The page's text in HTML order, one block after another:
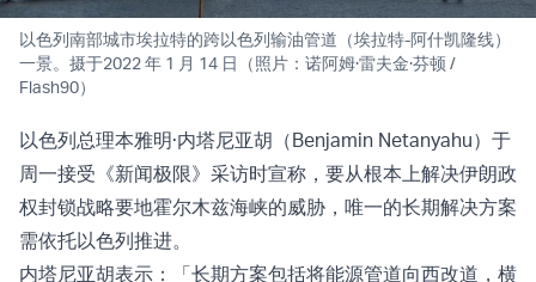
以色列南部城市埃拉特的跨以色列输油管道（埃拉特-阿什凯隆线）
一景。摄于2022 年 1 月 14 日（照片：诺阿姆·雷夫金·芬顿 /
Flash90）
以色列总理本雅明·内塔尼亚胡（Benjamin Netanyahu）于
周一接受《新闻极限》采访时宣称，要从根本上解决伊朗政
权封锁战略要地霍尔木兹海峡的威胁，唯一的长期解决方案
需依托以色列推进。
内塔尼亚胡表示：「长期方案包括将能源管道向西改道，横